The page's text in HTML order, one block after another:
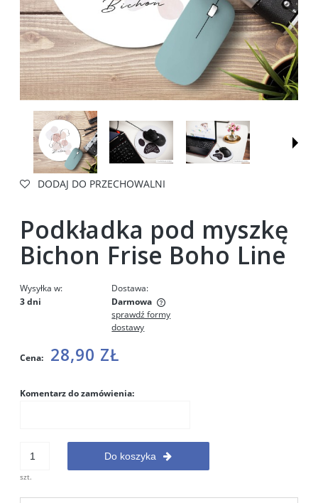
DODAJ DO PRZECHOWALNI
Podkładka pod myszkę
Bichon Frise Boho Line
Wysyłka w:
3 dni
Dostawa:
Darmowa
Cena nie zawiera ewentualnych kosztów płatności
sprawdź formy
dostawy
Cena: 28,90 ZŁ
Komentarz do zamówienia:
szt.
Do koszyka